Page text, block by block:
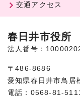
交通アクセス
春日井市役所
法人番号：
〒486-8686
愛知県春日井市鳥居
電話：0568-81-